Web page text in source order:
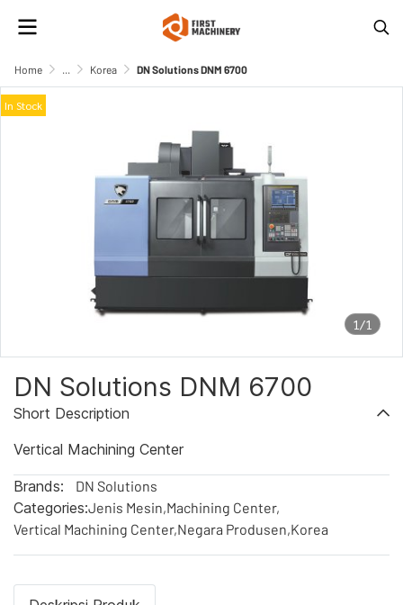
Home ... Korea DN Solutions DNM 6700
1/1
In Stock
DN Solutions DNM 6700
Short Description
Vertical Machining Center
Brands: DN Solutions
Categories:Jenis Mesin,Machining Center,
Vertical Machining Center,Negara Produsen,Korea